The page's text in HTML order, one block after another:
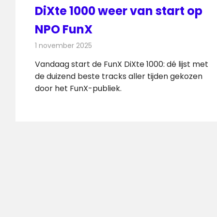
DiXte 1000 weer van start op
NPO FunX
1 november 2025
Vandaag start de FunX DiXte 1000: dé lijst met
de duizend beste tracks aller tijden gekozen
door het FunX-publiek.